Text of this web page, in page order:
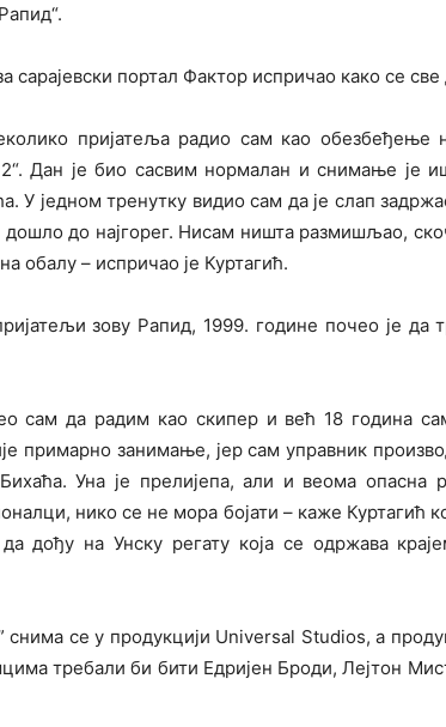
сарајевски портал Фактор испричао како се
пријатеља радио сам као обезбеђење
Дан је био сасвим нормалан и снимање је
У једном тренутку видио сам да је слап
дошло до најгорег. Нисам ништа размишљао,
обалу – испричао је Куртагић.
зову Рапид, 1999. године почео је да
сам да радим као скипер и већ 18 година
примарно занимање, јер сам управник
Уна је прелијепа, али и веома опасна
нико се не мора бојати – каже Куртагић
дођу на Унску регату која се одржава
снима се у продукцији Universal Studios, а
требали би бити Едријен Броди, Лејтон